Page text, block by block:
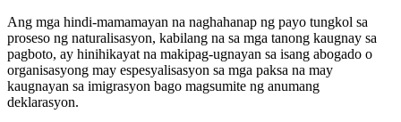
Ang mga hindi-mamamayan na naghahanap ng payo tungkol sa
proseso ng naturalisasyon, kabilang na sa mga tanong kaugnay sa
pagboto, ay hinihikayat na makipag-ugnayan sa isang abogado o
organisasyong may espesyalisasyon sa mga paksa na may
kaugnayan sa imigrasyon bago magsumite ng anumang
deklarasyon.